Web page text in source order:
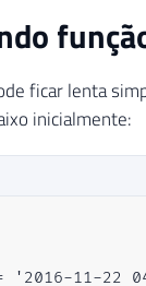
ficar lenta
inicialmente:
= '2016-11-22